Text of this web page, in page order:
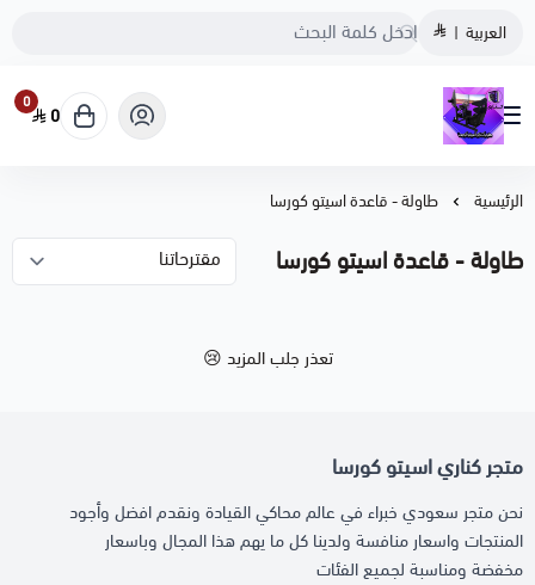
العربية |
متجر كناري اسيتو كورسا
0
0
الرئيسية طاولة - قاعدة اسيتو كورسا
طاولة - قاعدة اسيتو كورسا
تعذر جلب المزيد 😢
متجر كناري اسيتو كورسا
نحن متجر سعودي خبراء في عالم محاكي القيادة ونقدم افضل وأجود
المنتجات واسعار منافسة ولدينا كل ما يهم هذا المجال وباسعار
مخفضة ومناسبة لجميع الفئات